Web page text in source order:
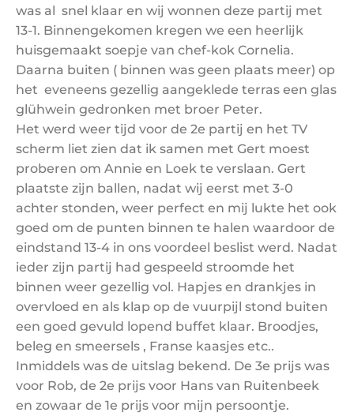
was al snel klaar en wij wonnen deze partij met
13-1. Binnengekomen kregen we een heerlijk
huisgemaakt soepje van chef-kok Cornelia.
Daarna buiten ( binnen was geen plaats meer) op
het eveneens gezellig aangeklede terras een glas
glühwein gedronken met broer Peter.
Het werd weer tijd voor de 2e partij en het TV
scherm liet zien dat ik samen met Gert moest
proberen om Annie en Loek te verslaan. Gert
plaatste zijn ballen, nadat wij eerst met 3-0
achter stonden, weer perfect en mij lukte het ook
goed om de punten binnen te halen waardoor de
eindstand 13-4 in ons voordeel beslist werd. Nadat
ieder zijn partij had gespeeld stroomde het
binnen weer gezellig vol. Hapjes en drankjes in
overvloed en als klap op de vuurpijl stond buiten
een goed gevuld lopend buffet klaar. Broodjes,
beleg en smeersels , Franse kaasjes etc..
Inmiddels was de uitslag bekend. De 3e prijs was
voor Rob, de 2e prijs voor Hans van Ruitenbeek
en zowaar de 1e prijs voor mijn persoontje.